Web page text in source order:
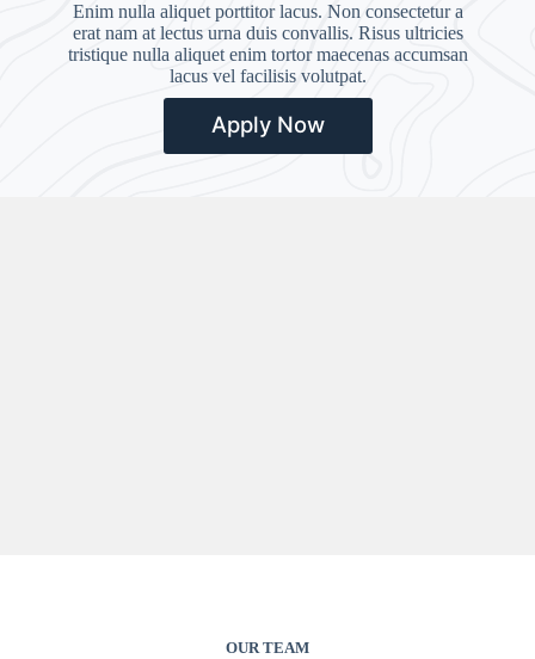
Enim nulla aliquet porttitor lacus. Non consectetur a
erat nam at lectus urna duis convallis. Risus ultricies
tristique nulla aliquet enim tortor maecenas accumsan
lacus vel facilisis volutpat.
Apply Now
OUR TEAM